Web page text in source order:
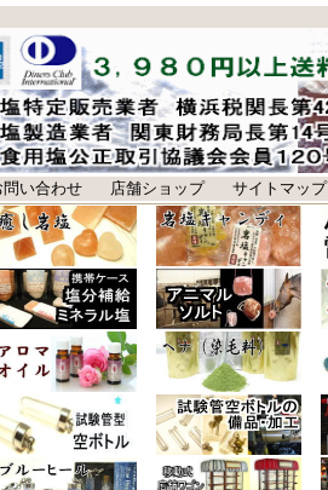
問い合わせ 店舗ショップ サイトマップ